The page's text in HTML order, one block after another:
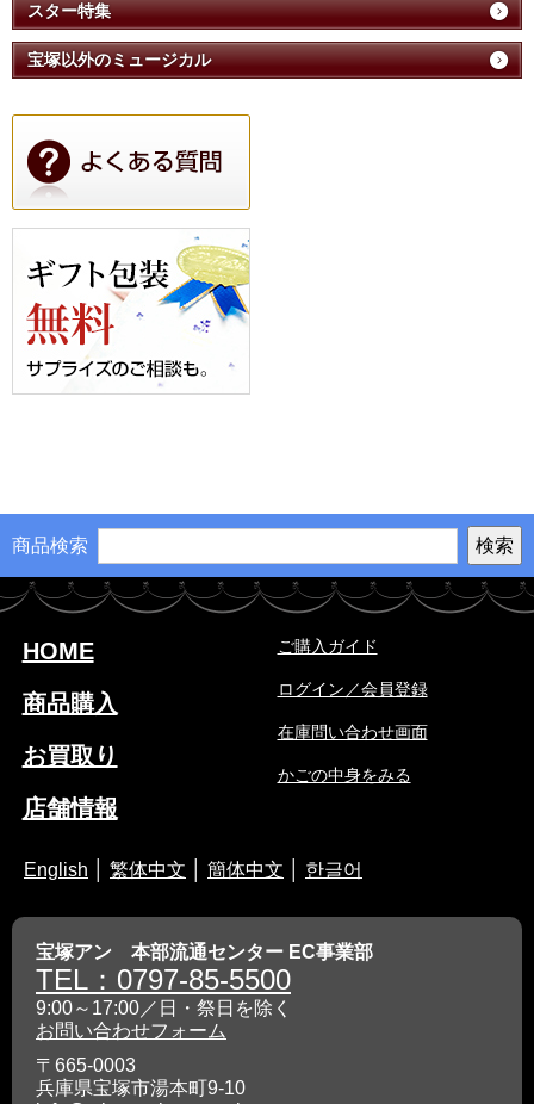
スター特集
宝塚以外のミュージカル
商品検索
HOME
商品購入
お買取り
店舗情報
ご購入ガイド
ログイン／会員登録
在庫問い合わせ画面
かごの中身をみる
English 繁体中文 簡体中文 한글어
宝塚アン 本部流通センター EC事業部
TEL：0797-85-5500
9:00～17:00／日・祭日を除く
お問い合わせフォーム
〒665-0003
兵庫県宝塚市湯本町9-10